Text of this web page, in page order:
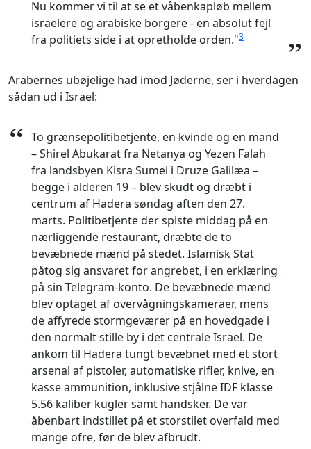
Nu kommer vi til at se et våbenkapløb mellem
israelere og arabiske borgere - en absolut fejl
fra politiets side i at opretholde orden."3 ”
Arabernes ubøjelige had imod Jøderne, ser i hverdagen
sådan ud i Israel:
“ To grænsepolitibetjente, en kvinde og en mand
– Shirel Abukarat fra Netanya og Yezen Falah
fra landsbyen Kisra Sumei i Druze Galilæa –
begge i alderen 19 – blev skudt og dræbt i
centrum af Hadera søndag aften den 27.
marts. Politibetjente der spiste middag på en
nærliggende restaurant, dræbte de to
bevæbnede mænd på stedet. Islamisk Stat
påtog sig ansvaret for angrebet, i en erklæring
på sin Telegram-konto. De bevæbnede mænd
blev optaget af overvågningskameraer, mens
de affyrede stormgeværer på en hovedgade i
den normalt stille by i det centrale Israel. De
ankom til Hadera tungt bevæbnet med et stort
arsenal af pistoler, automatiske rifler, knive, en
kasse ammunition, inklusive stjålne IDF klasse
5.56 kaliber kugler samt handsker. De var
åbenbart indstillet på et storstilet overfald med
mange ofre, før de blev afbrudt.